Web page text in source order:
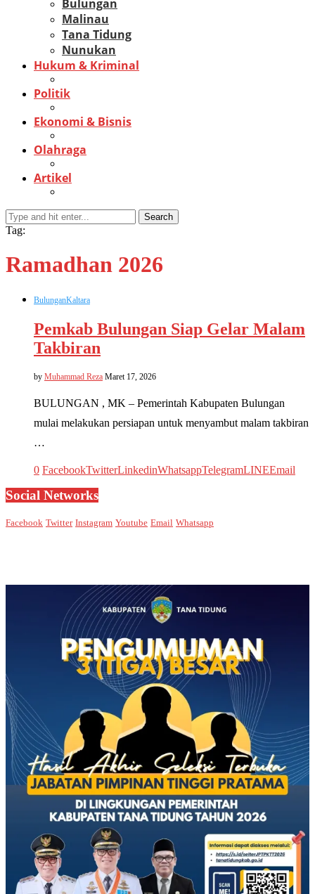
Bulungan
Malinau
Tana Tidung
Nunukan
Hukum & Kriminal
Politik
Ekonomi & Bisnis
Olahraga
Artikel
Search
Tag:
Ramadhan 2026
BulunganKaltara
Pemkab Bulungan Siap Gelar Malam
Takbiran
by Muhammad Reza Maret 17, 2026
BULUNGAN , MK – Pemerintah Kabupaten Bulungan
mulai melakukan persiapan untuk menyambut malam takbiran
…
0 FacebookTwitterLinkedinWhatsappTelegramLINEEmail
Social Networks
Facebook Twitter Instagram Youtube Email Whatsapp